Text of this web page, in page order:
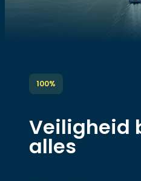
100%
Veiligheid
alles